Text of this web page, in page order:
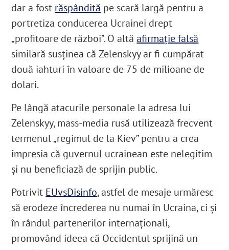
dar a fost răspândită pe scară largă pentru a
portretiza conducerea Ucrainei drept
„profitoare de război”. O altăafirmație falsă
similară susținea că Zelenskyy ar fi cumpărat
două iahturi în valoare de 75 de milioane de
dolari.
Pe lângă atacurile personale la adresa lui
Zelenskyy, mass-media rusă utilizează frecvent
termenul „regimul de la Kiev” pentru a crea
impresia că guvernul ucrainean este nelegitim
și nu beneficiază de sprijin public.
Potrivit EUvsDisinfo, astfel de mesaje urmăresc
să erodeze încrederea nu numai în Ucraina, ci și
în rândul partenerilor internaționali,
promovând ideea că Occidentul sprijină un